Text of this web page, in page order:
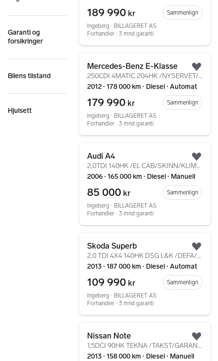
Garanti og
forsikringer
Bilens tilstand
Hjulsett
189 990 kr
Sammenlign
Ingeberg ∙ BILLAGERET AS
Forhandler ∙ 3 mnd garanti
Mercedes-Benz E-Klasse
250CDI 4MATIC 204HK /NYSERVET/NY EU/WEBASTO/LED/KROK/++
2012 ∙ 178 000 km ∙ Diesel ∙ Automat
179 990 kr
Sammenlign
Ingeberg ∙ BILLAGERET AS
Forhandler ∙ 3 mnd garanti
Audi A4
2,0TDI 140HK /EL CAB/SKINN/KLIMA/DAB+/MULTIMEDIA
2006 ∙ 165 000 km ∙ Diesel ∙ Manuell
85 000 kr
Sammenlign
Ingeberg ∙ BILLAGERET AS
Forhandler ∙ 3 mnd garanti
Skoda Superb
2,0 TDI 4X4 140HK DSG L&K /DEFA/PANORAMA/NAVI/KROK/CC
2013 ∙ 187 000 km ∙ Diesel ∙ Automat
109 990 kr
Sammenlign
Ingeberg ∙ BILLAGERET AS
Forhandler ∙ 3 mnd garanti
Nissan Note
1,5DCI 90HK TEKNA /TAKST/GARANTI/360 KAMERA/NAVI/KROK
2013 ∙ 158 000 km ∙ Diesel ∙ Manuell